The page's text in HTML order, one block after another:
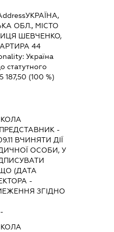
УКРАЇНА,
ОБЛ., МІСТО
ШЕВЧЕНКО,
44
Україна
статутного
187,50 (100 %)
ПРЕДСТАВНИК -
ВЧИНЯТИ ДІЇ
ОСОБИ, У
(ДАТА
-
ЗГІДНО